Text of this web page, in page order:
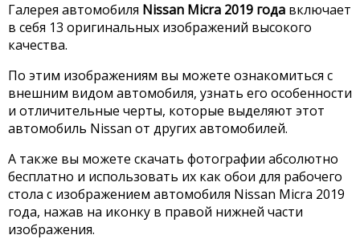
Галерея автомобиля Nissan Micra 2019 года включает
в себя 13 оригинальных изображений высокого
качества.
По этим изображениям вы можете ознакомиться с
внешним видом автомобиля, узнать его особенности
и отличительные черты, которые выделяют этот
автомобиль Nissan от других автомобилей.
А также вы можете скачать фотографии абсолютно
бесплатно и использовать их как обои для рабочего
стола с изображением автомобиля Nissan Micra 2019
года, нажав на иконку в правой нижней части
изображения.